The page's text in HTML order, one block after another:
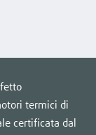
termici di
certificata dal